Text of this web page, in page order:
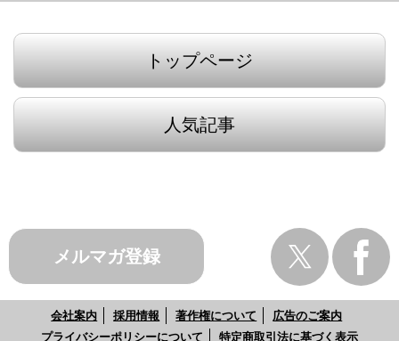
トップページ
人気記事
メルマガ登録
会社案内 採用情報 著作権について
広告のご案内
プライバシーポリシーについて
特定商取引法に基づく表示